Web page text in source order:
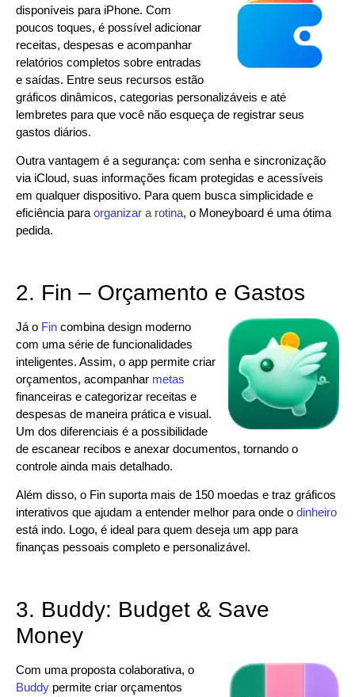
disponíveis para iPhone. Com
poucos toques, é possível adicionar
receitas, despesas e acompanhar
relatórios completos sobre entradas
e saídas. Entre seus recursos estão
gráficos dinâmicos, categorias personalizáveis e até
lembretes para que você não esqueça de registrar seus
gastos diários.
Outra vantagem é a segurança: com senha e sincronização
via iCloud, suas informações ficam protegidas e acessíveis
em qualquer dispositivo. Para quem busca simplicidade e
eficiência para organizar a rotina, o Moneyboard é uma ótima
pedida.
2. Fin – Orçamento e Gastos
Já o Fin combina design moderno
com uma série de funcionalidades
inteligentes. Assim, o app permite criar
orçamentos, acompanhar metas
financeiras e categorizar receitas e
despesas de maneira prática e visual.
Um dos diferenciais é a possibilidade
de escanear recibos e anexar documentos, tornando o
controle ainda mais detalhado.
Além disso, o Fin suporta mais de 150 moedas e traz gráficos
interativos que ajudam a entender melhor para onde o dinheiro
está indo. Logo, é ideal para quem deseja um app para
finanças pessoais completo e personalizável.
3. Buddy: Budget & Save
Money
Com uma proposta colaborativa, o
Buddy permite criar orçamentos